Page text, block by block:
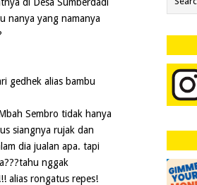
nanya yang namanya
gedhek alias bambu
Sembro tidak hanya
siangnya rujak dan
dia jualan apa. tapi
nggak
alias rongatus repes!